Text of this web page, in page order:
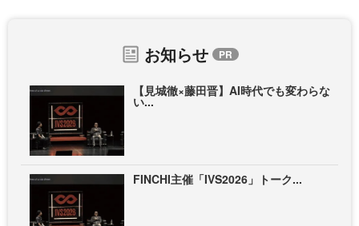
お知らせ
【見城徹×藤田晋】AI時代でも変わらな
い...
FINCHI主催「IVS2026」トーク...